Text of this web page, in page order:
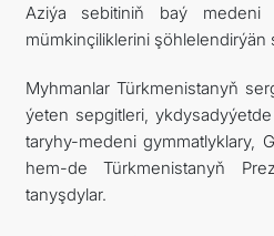
Aziýa sebitiniň baý medeni
mümkinçiliklerini şöhlelendirýän
Myhmanlar Türkmenistanyň
ýeten sepgitleri,
taryhy-medeni gymmatlyklary,
hem-de Türkmenistanyň
tanyşdylar.